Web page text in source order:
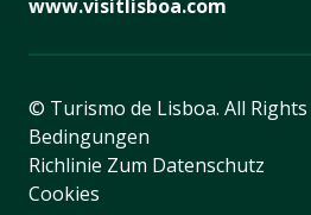
www.visitlisboa.com
© Turismo de Lisboa. All
Bedingungen
Richlinie Zum Datenschutz
Cookies